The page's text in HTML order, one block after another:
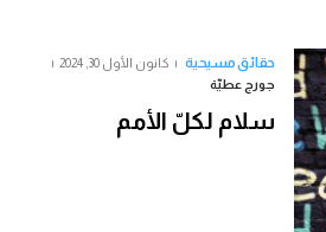
حقائق مسيحية
كانون الأول 30, 2024
جورج عطيّة
سلام لكلّ الأمم